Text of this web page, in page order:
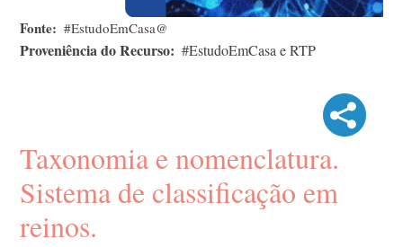
Fonte #EstudoEmCasa@
Proveniência do Recurso #EstudoEmCasa e RTP
Taxonomia e nomenclatura.
Sistema de classificação em
reinos.